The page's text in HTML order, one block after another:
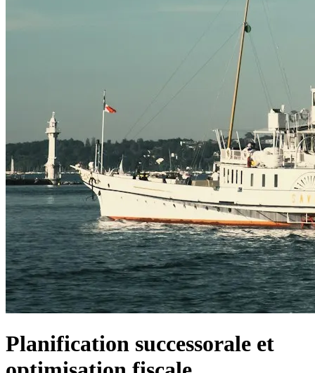
Planification successorale et